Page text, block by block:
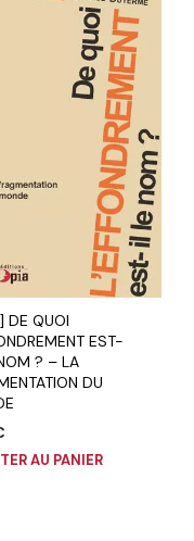
DE QUOI
EST-
? – LA
DU
AU PANIER